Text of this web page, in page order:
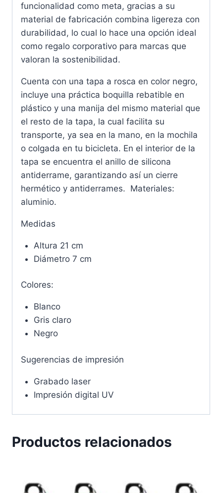
funcionalidad como meta, gracias a su
material de fabricación combina ligereza con
durabilidad, lo cual lo hace una opción ideal
como regalo corporativo para marcas que
valoran la sostenibilidad.
Cuenta con una tapa a rosca en color negro,
incluye una práctica boquilla rebatible en
plástico y una manija del mismo material que
el resto de la tapa, la cual facilita su
transporte, ya sea en la mano, en la mochila
o colgada en tu bicicleta. En el interior de la
tapa se encuentra el anillo de silicona
antiderrame, garantizando así un cierre
hermético y antiderrames. Materiales:
aluminio.
Medidas
Altura 21 cm
Diámetro 7 cm
Colores:
Blanco
Gris claro
Negro
Sugerencias de impresión
Grabado laser
Impresión digital UV
Productos relacionados